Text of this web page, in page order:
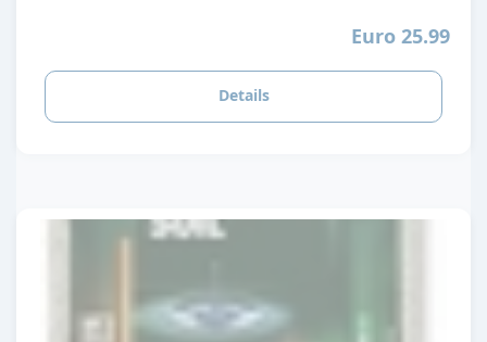
Euro 25.99
Details